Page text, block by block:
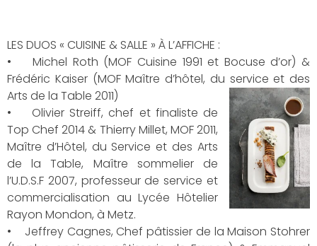
LES DUOS « CUISINE & SALLE » À L’AFFICHE :
• Michel Roth (MOF Cuisine 1991 et Bocuse d’or) &
Frédéric Kaiser (MOF Maître d’hôtel, du service et des
Arts de la Table 2011)
• Olivier Streiff, chef et finaliste de
Top Chef 2014 & Thierry Millet, MOF 2011,
Maître d’Hôtel, du Service et des Arts
de la Table, Maître sommelier de
l’U.D.S.F 2007, professeur de service et
commercialisation au Lycée Hôtelier
Rayon Mondon, à Metz.
• Jeffrey Cagnes, Chef pâtissier de la Maison Stohrer